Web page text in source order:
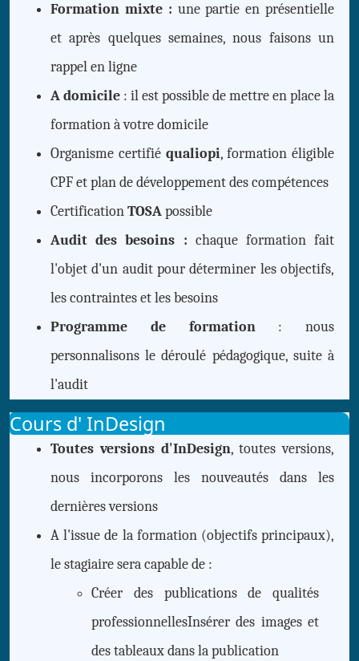
Formation mixte : une partie en présentielle
et après quelques semaines, nous faisons un
rappel en ligne
A domicile: il est possible de mettre en place la
formation à votre domicile
Organisme certifié qualiopi, formation éligible
CPF et plan de développement des compétences
CertificationTOSApossible
Audit des besoins : chaque formation fait
l'objet d'un audit pour déterminer les objectifs,
les contraintes et les besoins
Programme de formation: nous
personnalisons le déroulé pédagogique, suite à
l'audit
Cours d' InDesign
Toutes versions d'InDesign, toutes versions,
nous incorporons les nouveautés dans les
dernières versions
A l'issue de la formation (objectifs principaux),
le stagiaire sera capable de :
Créer des publications de qualités
professionnellesInsérer des images et
des tableaux dans la publication